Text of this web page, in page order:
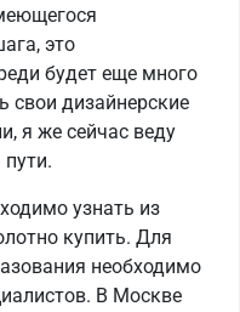
это
будет еще много
свои дизайнерские
я же сейчас веду
узнать из
купить. Для
необходимо
В Москве